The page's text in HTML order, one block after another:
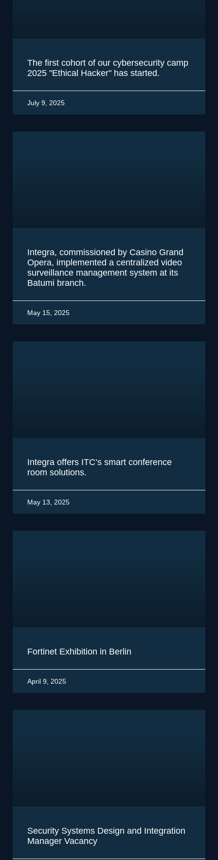
The first cohort of our cybersecurity camp
2025 "Ethical Hacker" has started.
July 9, 2025
Integra, commissioned by Casino Grand
Opera, implemented a centralized video
surveillance management system at its
Batumi branch.
May 15, 2025
Integra offers ITC’s smart conference
room solutions.
May 13, 2025
Fortinet Exhibition in Berlin
April 9, 2025
Security Systems Design and Integration
Manager Vacancy